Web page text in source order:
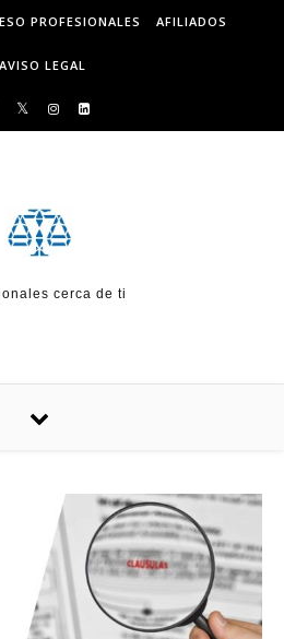
PROFESIONALES AFILIADOS
AVISO LEGAL
cerca de ti